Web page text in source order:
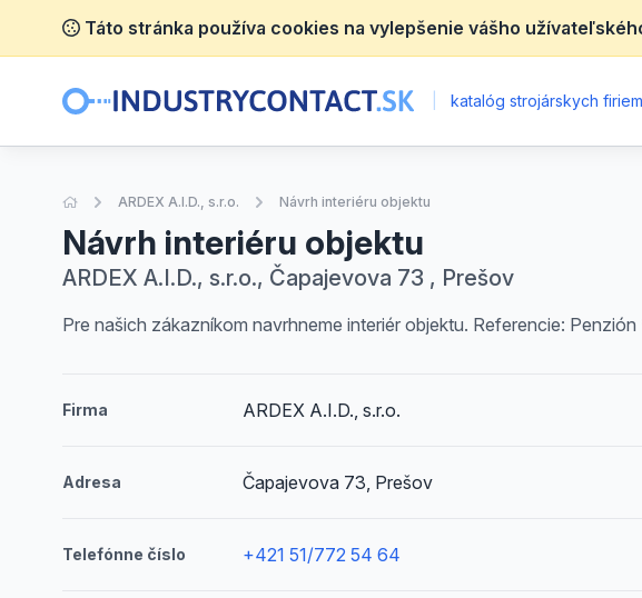
Táto stránka používa cookies na vylepšenie vášho
katalóg strojárskych firiem
Úvodná stránka
ARDEX A.I.D., s.r.o. Návrh interiéru objektu
Návrh interiéru objektu
ARDEX A.I.D., s.r.o., Čapajevova 73 , Prešov
Pre našich zákazníkom navrhneme interiér objektu. Referencie:
Firma ARDEX A.I.D., s.r.o.
Adresa Čapajevova 73, Prešov
Telefónne číslo +421 51/772 54 64